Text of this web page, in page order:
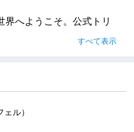
へようこそ。公式トリ
すべて表示
ル）